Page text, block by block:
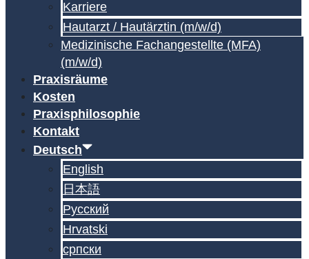
Karriere
Hautarzt / Hautärztin (m/w/d)
Medizinische Fachangestellte (MFA)
(m/w/d)
Praxisräume
Kosten
Praxisphilosophie
Kontakt
Deutsch
English
日本語
Русский
Hrvatski
српски